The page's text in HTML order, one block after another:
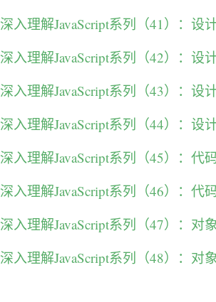
深入理解JavaScript系列（41）：设
深入理解JavaScript系列（42）：设
深入理解JavaScript系列（43）：设
深入理解JavaScript系列（44）：设
深入理解JavaScript系列（45）：代
深入理解JavaScript系列（46）：代
深入理解JavaScript系列（47）：对
深入理解JavaScript系列（48）：对